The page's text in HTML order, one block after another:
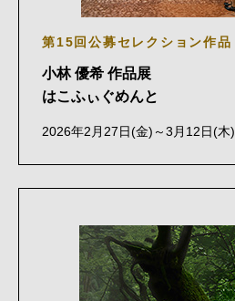
第15回公募セレクション作品
小林 優希 作品展
はこふぃぐめんと
2026年2月27日(金)～3月12日(木)